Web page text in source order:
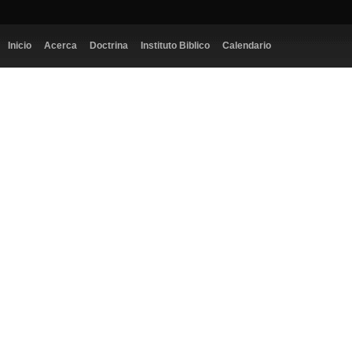
Inicio Acerca Doctrina Instituto Biblico Calendario